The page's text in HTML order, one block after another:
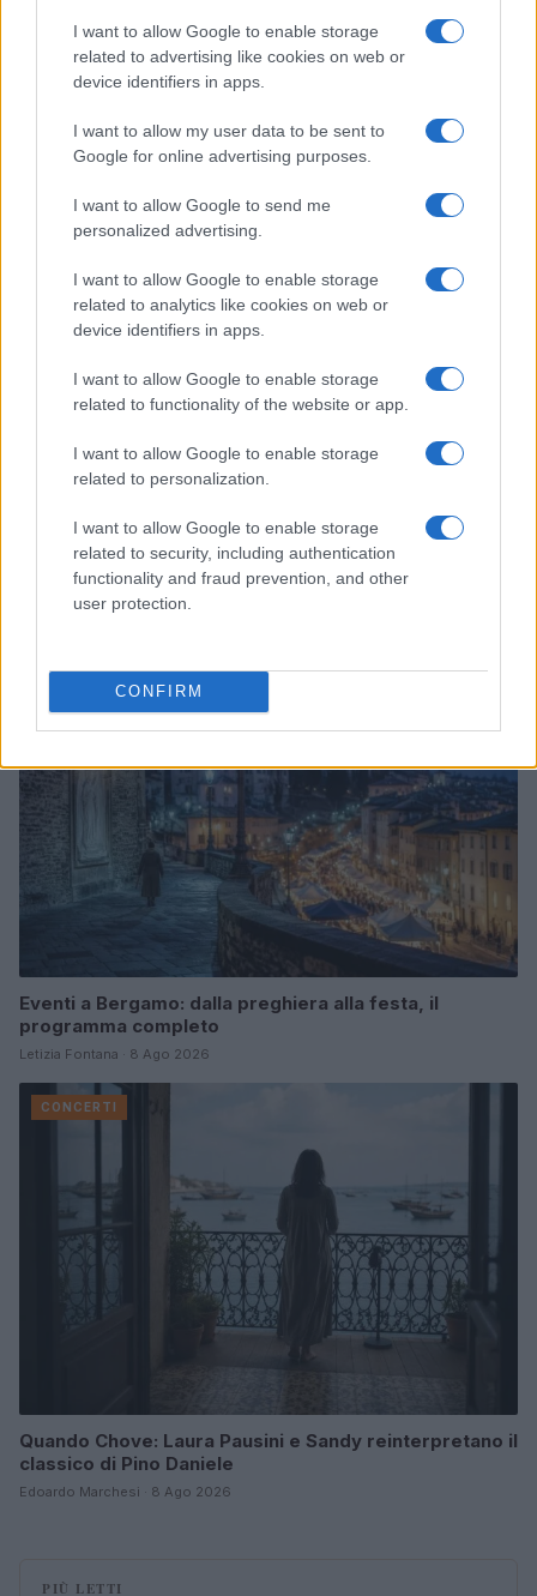
I want to allow Google to enable storage
related to advertising like cookies on web or
device identifiers in apps.
I want to allow my user data to be sent to
Google for online advertising purposes.
I want to allow Google to send me
personalized advertising.
I want to allow Google to enable storage
related to analytics like cookies on web or
device identifiers in apps.
I want to allow Google to enable storage
related to functionality of the website or app.
I want to allow Google to enable storage
related to personalization.
I want to allow Google to enable storage
related to security, including authentication
functionality and fraud prevention, and other
user protection.
CONFIRM
Continua a leggere
CONCERTI
L’arca di Lorè: Jovanotti in tour nel 2026, tra passione
e trasformazione
Letizia Fontana · 9 Ago 2026
CONCERTI
Eventi a Bergamo: dalla preghiera alla festa, il
programma completo
Letizia Fontana · 8 Ago 2026
CONCERTI
Quando Chove: Laura Pausini e Sandy reinterpretano il
classico di Pino Daniele
Edoardo Marchesi · 8 Ago 2026
PIÙ LETTI